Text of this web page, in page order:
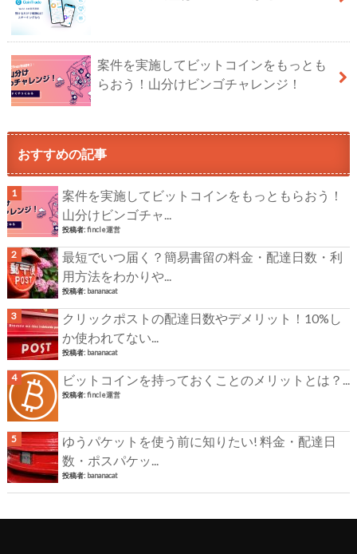
案件を実施してビットコインをもっとも
らおう！山分けビンゴチャレンジ！
おすすめの記事
案件を実施してビットコインをもっともらおう！
山分けビンゴチャ...
投稿者:fincle運営
最短でいつ届く？簡易書留の料金・配達日数・利
用方法をわかりや...
投稿者: bananacat
クリックポストの配達日数やデメリット！10%し
か使われてない...
投稿者: bananacat
ビットコインを持っておくことのメリットとは？...
投稿者:fincle運営
ゆうパケットを使う前に知りたい! 料金・配達日
数・ポスパケッ...
投稿者: bananacat